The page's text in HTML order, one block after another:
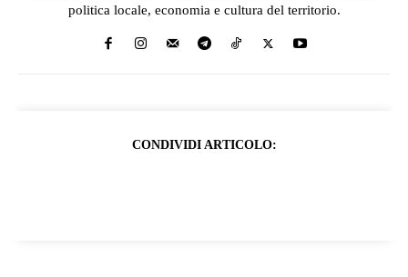
politica locale, economia e cultura del territorio.
CONDIVIDI ARTICOLO: